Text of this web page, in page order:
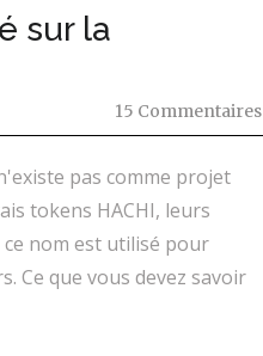
sur la
15 Commentaires
pas comme projet
tokens HACHI, leurs
nom est utilisé pour
Ce que vous devez savoir